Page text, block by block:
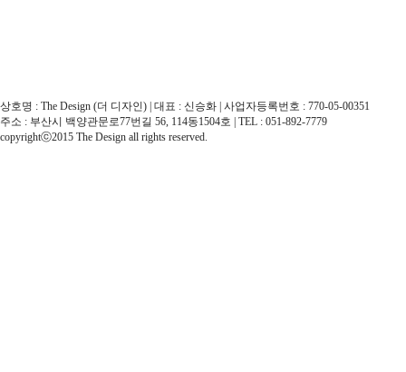
상호명 : The Design (더 디자인) | 대표 : 신승화 | 사업자등록번호 : 770-05-00351
주소 : 부산시 백양관문로77번길 56, 114동1504호 | TEL : 051-892-7779
copyrightⓒ2015 The Design all rights reserved.